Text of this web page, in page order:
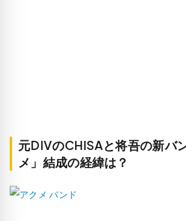
元DIVのCHISAと将吾の新バ
メ」結成の経緯は？